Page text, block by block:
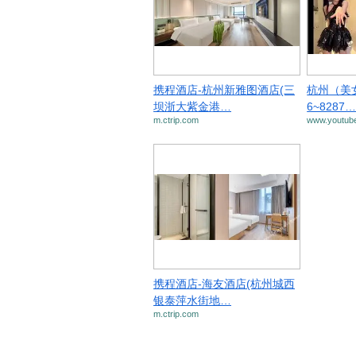
携程酒店-杭州新雅图酒店(三
坝浙大紫金港…
m.ctrip.com
杭州（美
6~8287…
携程酒店-海友酒店(杭州城西
银泰萍水街地…
m.ctrip.com